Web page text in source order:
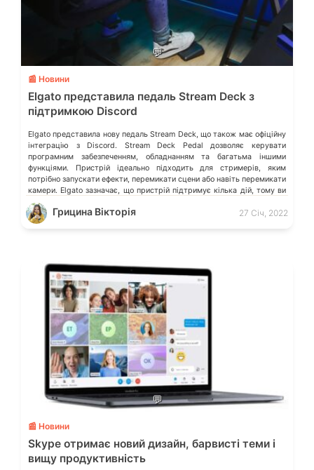
💬
📰 Новини
Elgato представила педаль Stream Deck з
підтримкою Discord
Elgato представила нову педаль Stream Deck, що також має офіційну
інтеграцію з Discord. Stream Deck Pedal дозволяє керувати
програмним забезпеченням, обладнанням та багатьма іншими
функціями. Пристрій ідеально підходить для стримерів, яким
потрібно запускати ефекти, перемикати сцени або навіть перемикати
камери. Elgato зазначає, що пристрій підтримує кілька дій, тому ви
можете поєднати функції, які можуть спрацьовувати […]
Грицина Вікторія 27 Січ, 2022
💬
📰 Новини
Skype отримає новий дизайн, барвисті теми і
вищу продуктивність